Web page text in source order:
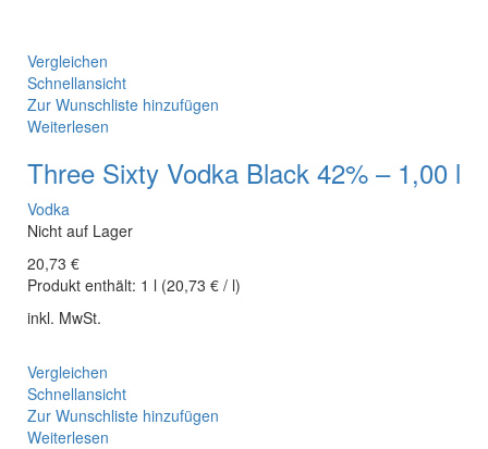
Vergleichen
Schnellansicht
Zur Wunschliste hinzufügen
Weiterlesen
Three Sixty Vodka Black 42% – 1,00 l
Vodka
Nicht auf Lager
20,73 €
Produkt enthält: 1 l (20,73 € / l)
inkl. MwSt.
Vergleichen
Schnellansicht
Zur Wunschliste hinzufügen
Weiterlesen